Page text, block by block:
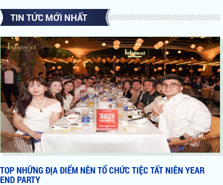
TIN TỨC MỚI NHẤT
TOP NHỮNG ĐỊA ĐIỂM NÊN TỔ CHỨC TIỆC TẤT NIÊN YEAR
END PARTY